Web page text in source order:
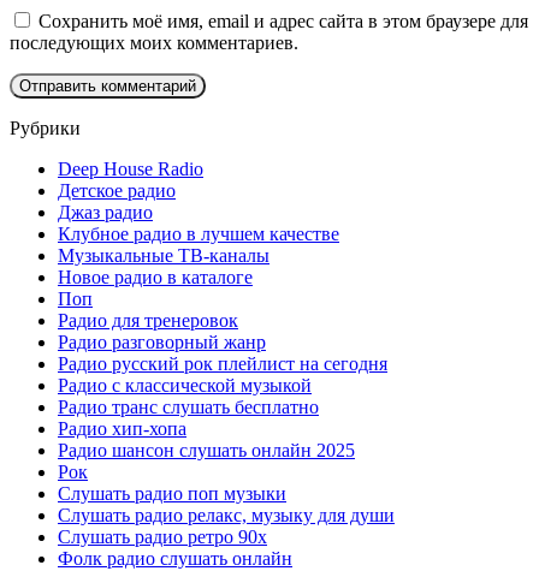
Сохранить моё имя, email и адрес сайта в этом браузере для
последующих моих комментариев.
Рубрики
Deep House Radio
Детское радио
Джаз радио
Клубное радио в лучшем качестве
Музыкальные ТВ-каналы
Новое радио в каталоге
Поп
Радио для тренеровок
Радио разговорный жанр
Радио русский рок плейлист на сегодня
Радио с классической музыкой
Радио транс слушать бесплатно
Радио хип-хопа
Радио шансон слушать онлайн 2025
Рок
Слушать радио поп музыки
Слушать радио релакс, музыку для души
Слушать радио ретро 90х
Фолк радио слушать онлайн